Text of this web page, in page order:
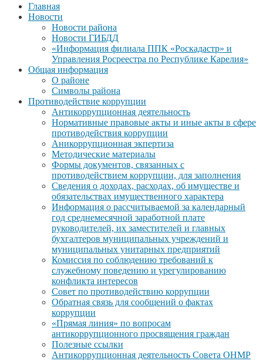
Главная
Новости
Новости района
Новости ГИБДД
«Информация филиала ППК «Роскадастр» и
Управления Росреестра по Республике Карелия»
Общая информация
О районе
Символы района
Противодействие коррупции
Антикоррупционная деятельность
Нормативные правовые акты и иные акты в сфере
противодействия коррупции
Аникоррупционная экпертиза
Методические материалы
Формы документов, связанных с
противодействием коррупции, для заполнения
Сведения о доходах, расходах, об имуществе и
обязательствах имущественного характера
Информация о рассчитываемой за календарный
год среднемесячной заработной плате
руководителей, их заместителей и главных
бухгалтеров муниципальных учреждений и
муниципальных унитарных предприятий
Комиссия по соблюдению требований к
служебному поведению и урегулированию
конфликта интересов
Совет по противодействию коррупции
Обратная связь для сообщений о фактах
коррупции
«Прямая линия» по вопросам
антикоррупционного просвящения граждан
Полезные ссылки
Антикоррупционная деятельность Совета ОНМР